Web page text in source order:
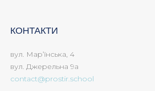
КОНТАКТИ
вул. Мар’їнська, 4
вул. Джерельна 9а
contact@prostir.school